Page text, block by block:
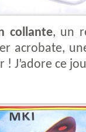
collante, un
acrobate,
ce